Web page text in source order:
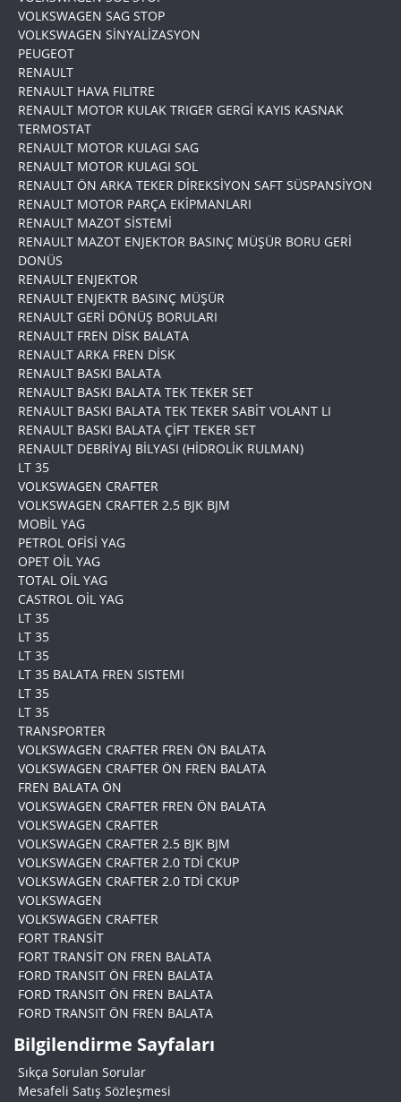
VOLKSWAGEN SAG STOP
VOLKSWAGEN SİNYALİZASYON
PEUGEOT
RENAULT
RENAULT HAVA FILITRE
RENAULT MOTOR KULAK TRIGER GERGİ KAYIS KASNAK
TERMOSTAT
RENAULT MOTOR KULAGI SAG
RENAULT MOTOR KULAGI SOL
RENAULT ÖN ARKA TEKER DİREKSİYON SAFT SÜSPANSİYON
RENAULT MOTOR PARÇA EKİPMANLARI
RENAULT MAZOT SİSTEMİ
RENAULT MAZOT ENJEKTOR BASINÇ MÜŞÜR BORU GERİ
DONÜS
RENAULT ENJEKTOR
RENAULT ENJEKTR BASINÇ MÜŞÜR
RENAULT GERİ DÖNÜŞ BORULARI
RENAULT FREN DİSK BALATA
RENAULT ARKA FREN DİSK
RENAULT BASKI BALATA
RENAULT BASKI BALATA TEK TEKER SET
RENAULT BASKI BALATA TEK TEKER SABİT VOLANT LI
RENAULT BASKI BALATA ÇİFT TEKER SET
RENAULT DEBRİYAJ BİLYASI (HİDROLİK RULMAN)
LT 35
VOLKSWAGEN CRAFTER
VOLKSWAGEN CRAFTER 2.5 BJK BJM
MOBİL YAG
PETROL OFİSİ YAG
OPET OİL YAG
TOTAL OİL YAG
CASTROL OİL YAG
LT 35
LT 35
LT 35
LT 35 BALATA FREN SISTEMI
LT 35
LT 35
TRANSPORTER
VOLKSWAGEN CRAFTER FREN ÖN BALATA
VOLKSWAGEN CRAFTER ÖN FREN BALATA
FREN BALATA ÖN
VOLKSWAGEN CRAFTER FREN ÖN BALATA
VOLKSWAGEN CRAFTER
VOLKSWAGEN CRAFTER 2.5 BJK BJM
VOLKSWAGEN CRAFTER 2.0 TDİ CKUP
VOLKSWAGEN CRAFTER 2.0 TDİ CKUP
VOLKSWAGEN
VOLKSWAGEN CRAFTER
FORT TRANSİT
FORT TRANSİT ON FREN BALATA
FORD TRANSIT ÖN FREN BALATA
FORD TRANSIT ÖN FREN BALATA
FORD TRANSIT ÖN FREN BALATA
Bilgilendirme Sayfaları
Sıkça Sorulan Sorular
Mesafeli Satış Sözleşmesi